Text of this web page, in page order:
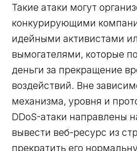
Такие атаки могут
конкурирующими
идейными активистами
вымогателями, которые
деньги за прекращение
воздействий. Вне
механизма, уровня и
DDoS-атаки направлены
вывести веб-ресурс из
прекратить его